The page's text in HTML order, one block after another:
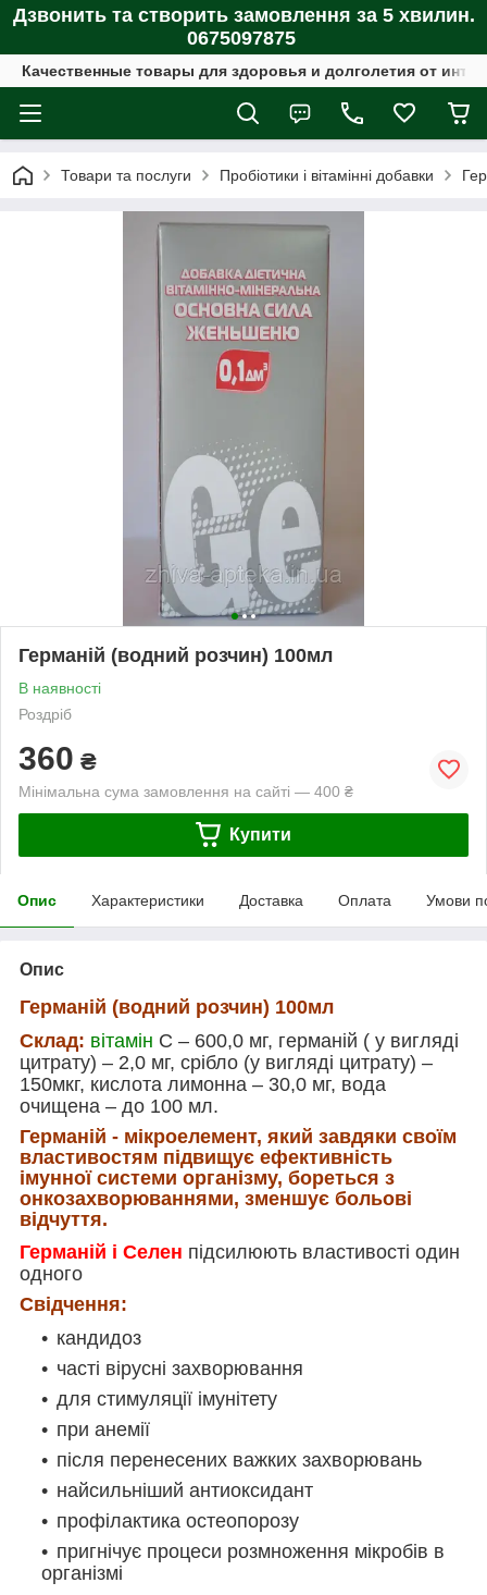
Дзвонить та створить замовлення за 5 хвилин.
0675097875
Качественные товары для здоровья и долголетия от
Товари та послуги Пробіотики і вітамінні добавки
Германій (водний розчин) 100мл
В наявності
Роздріб
360 ₴
Мінімальна сума замовлення на сайті — 400 ₴
Купити
Опис Характеристики Доставка Оплата Умови
Опис
Германій (водний розчин) 100мл
Склад: вітамін С – 600,0 мг, германій ( у вигляді
цитрату) – 2,0 мг, срібло (у вигляді цитрату) –
150мкг, кислота лимонна – 30,0 мг, вода
очищена – до 100 мл.
Германій - мікроелемент, який завдяки своїм
властивостям підвищує ефективність
імунної системи організму, бореться з
онкозахворюваннями, зменшує больові
відчуття.
Германій і Селен підсилюють властивості один
одного
Свідчення:
кандидоз
часті вірусні захворювання
для стимуляції імунітету
при анемії
після перенесених важких захворювань
найсильніший антиоксидант
профілактика остеопорозу
пригнічує процеси розмноження мікробів в
організмі